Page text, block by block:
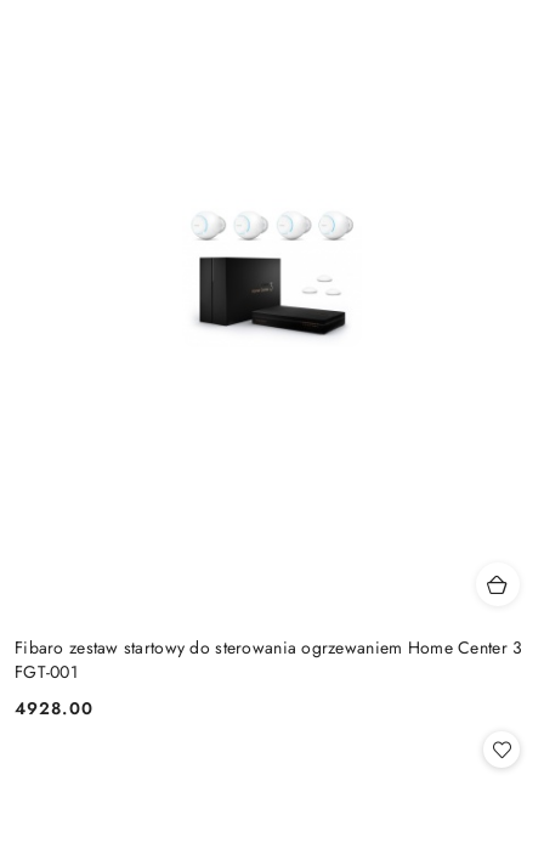
Fibaro zestaw startowy do sterowania ogrzewaniem Home Center 3
FGT-001
Cena:
4928.00